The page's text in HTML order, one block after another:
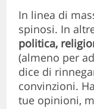
In linea di
spinosi. In
politica,
(almeno per
dice di
convinzioni.
tue opinioni,